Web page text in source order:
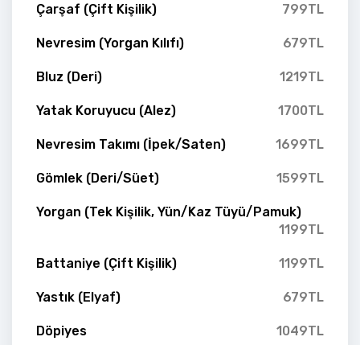
Çarşaf (Çift Kişilik) 799TL
Nevresim (Yorgan Kılıfı) 679TL
Bluz (Deri) 1219TL
Yatak Koruyucu (Alez) 1700TL
Nevresim Takımı (İpek/Saten) 1699TL
Gömlek (Deri/Süet) 1599TL
Yorgan (Tek Kişilik, Yün/Kaz Tüyü/Pamuk)
1199TL
Battaniye (Çift Kişilik) 1199TL
Yastık (Elyaf) 679TL
Döpiyes 1049TL